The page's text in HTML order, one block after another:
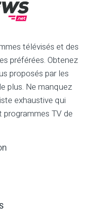
télévisés et des
préférées. Obtenez
proposés par les
plus. Ne manquez
exhaustive qui
TV de